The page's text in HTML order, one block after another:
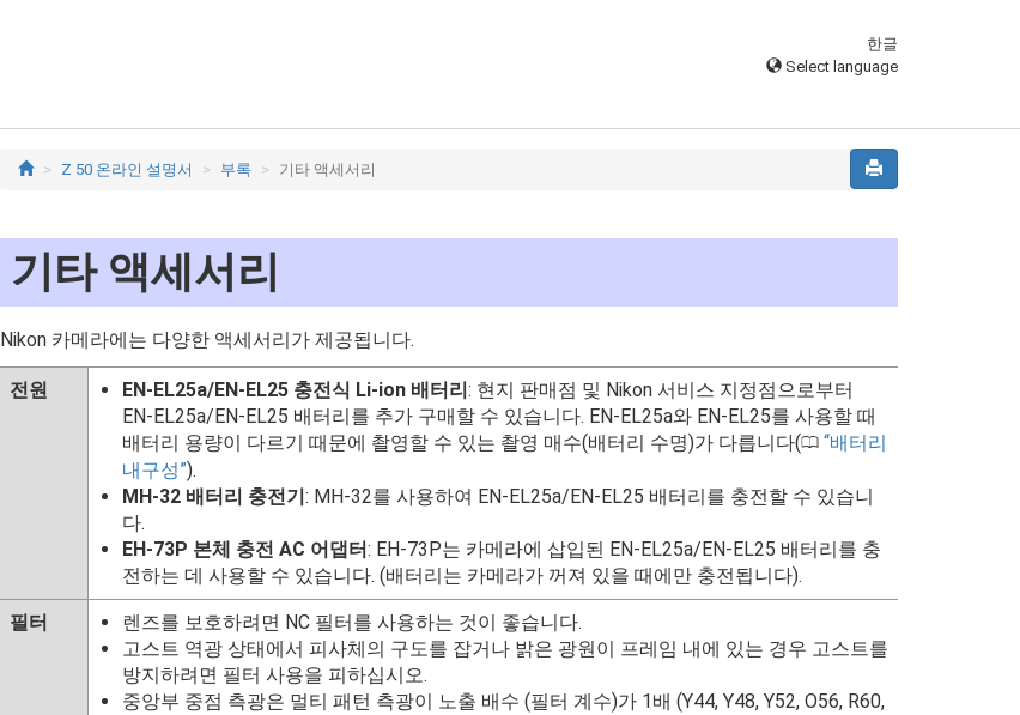
한글
Select language
Z 50 온라인 설명서 부록 기타 액세서리
기타 액세서리
Nikon 카메라에는 다양한 액세서리가 제공됩니다.
전원 EN-EL25a/EN-EL25 충전식 Li-ion 배터리: 현지 판매점 및 Nikon 서비스 지정점으로부터
EN-EL25a/EN-EL25 배터리를 추가 구매할 수 있습니다. EN-EL25a와 EN-EL25를 사용할 때
배터리 용량이 다르기 때문에 촬영할 수 있는 촬영 매수(배터리 수명)가 다릅니다(0 배터리
내구성 ).
MH-32 배터리 충전기: MH-32를 사용하여 EN-EL25a/EN-EL25 배터리를 충전할 수 있습니
다.
EH-73P 본체 충전 AC 어댑터: EH-73P는 카메라에 삽입된 EN-EL25a/EN-EL25 배터리를 충
전하는 데 사용할 수 있습니다. (배터리는 카메라가 꺼져 있을 때에만 충전됩니다).
필터
렌즈를 보호하려면 NC 필터를 사용하는 것이 좋습니다.
고스트 역광 상태에서 피사체의 구도를 잡거나 밝은 광원이 프레임 내에 있는 경우 고스트를
방지하려면 필터 사용을 피하십시오.
중앙부 중점 측광은 멀티 패턴 측광이 노출 배수 (필터 계수)가 1배 (Y44, Y48, Y52, O56, R60,